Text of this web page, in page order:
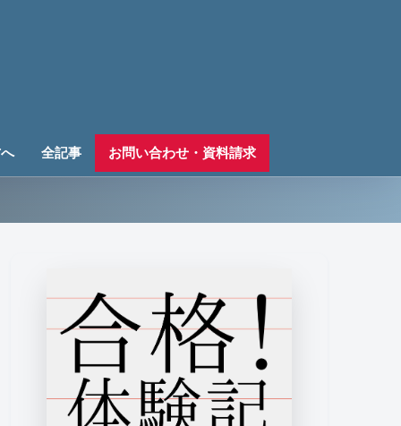
全記事 お問い合わせ・資料請求